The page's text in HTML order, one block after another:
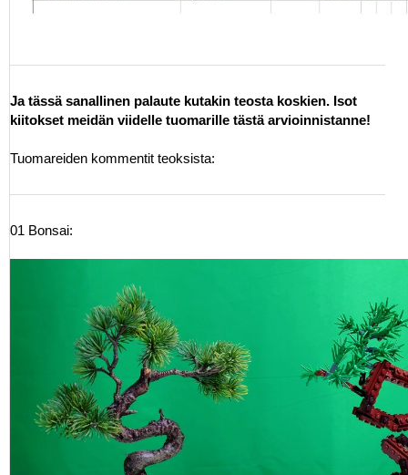
Ja tässä sanallinen palaute kutakin teosta koskien. Isot
kiitokset meidän viidelle tuomarille tästä arvioinnistanne!
Tuomareiden kommentit teoksista:
01 Bonsai: